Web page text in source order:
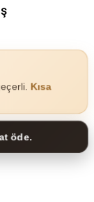
Kısa
öde.